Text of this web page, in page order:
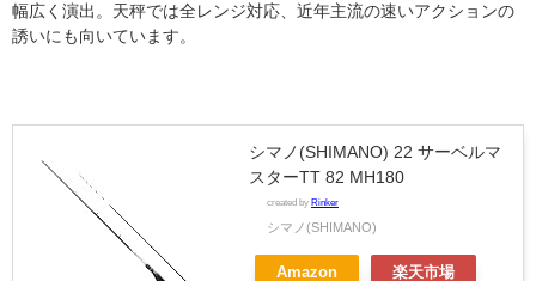
幅広く演出。天秤では全レンジ対応、近年主流の速いアクションの
誘いにも向いています。
シマノ(SHIMANO) 22 サーベルマ
スターTT 82 MH180
created by Rinker
シマノ(SHIMANO)
Amazon 楽天市場